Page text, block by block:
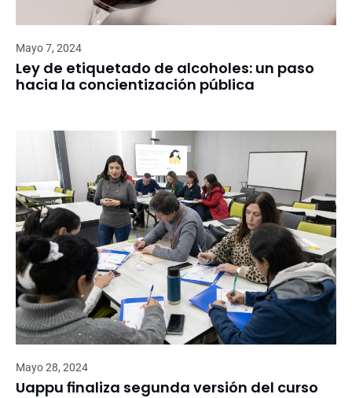
Mayo 7, 2024
Ley de etiquetado de alcoholes: un paso
hacia la concientización pública
Mayo 28, 2024
Uappu finaliza segunda versión del curso